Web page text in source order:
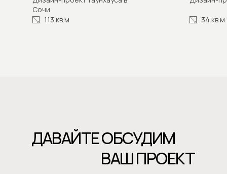
Сочи
113 кв.м
34 кв.м
ВАШ ПРОЕКТ
ДАВАЙТЕ ОБСУДИМ